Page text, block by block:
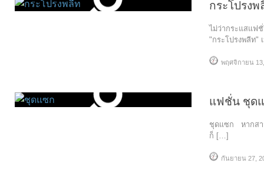
กระโปรง
ไม่ว่ากระแสแฟ
"กระโปรงพลีท"
พฤศจิกายน
แฟชั่น ชุด
ชุดแซก หากสา
ก็ […]
กันยายน 27,